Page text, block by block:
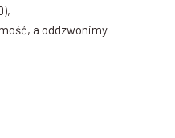
a oddzwonimy